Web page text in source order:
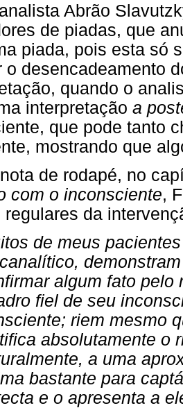
Abrão
de piadas, que
piada, pois esta só
o desencadeamento
quando o
interpretação a
que pode tanto
mostrando que
de rodapé, no
com o inconsciente,
regulares da
de meus
algum fato pelo
fiel de seu
riem mesmo
absolutamente o
a uma
bastante para
e o apresenta a